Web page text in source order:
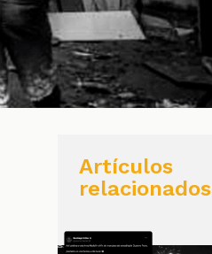
Artículos
relacionados